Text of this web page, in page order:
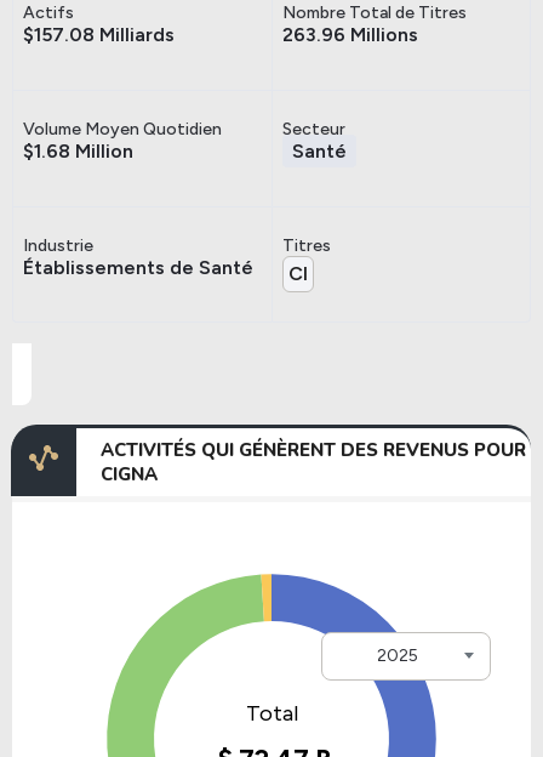
Actifs
$157.08 Milliards
Nombre Total de Titres
263.96 Millions
Volume Moyen Quotidien
$1.68 Million
Secteur
Santé
Industrie
Établissements de Santé
Titres
CI
ACTIVITÉS QUI GÉNÈRENT DES REVENUS POUR
CIGNA
2025